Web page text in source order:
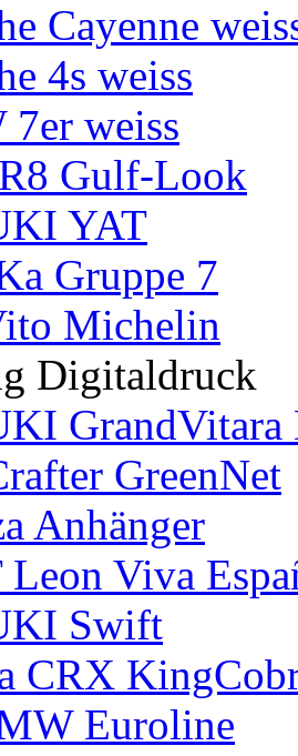
Cayenne
4s weiss
weiss
Gulf-Look
YAT
Gruppe 7
Michelin
Digitaldruck
GrandVitara
GreenNet
Anhänger
Leon Viva
Swift
CRX
Euroline